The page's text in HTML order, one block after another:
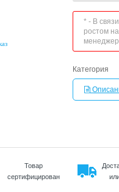
* - В
ростом
Категория
Товар
сертифицирован